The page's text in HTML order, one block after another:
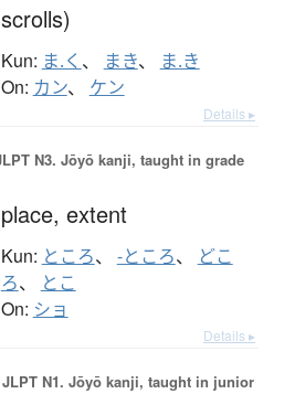
scrolls)
Kun: ま.く 、 まき、 ま.き
On: カン、 ケン
Details ▸
N3. Jōyō kanji, taught in grade
place, extent
Kun: ところ、 -ところ、
どこ
ろ、 とこ
On: ショ
Details ▸
JLPT N1. Jōyō kanji, taught in junior